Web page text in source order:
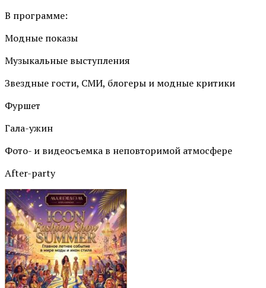
В программе:
Модные показы
Музыкальные выступления
Звездные гости, СМИ, блогеры и модные критики
Фуршет
Гала-ужин
Фото- и видеосъемка в неповторимой атмосфере
After-party